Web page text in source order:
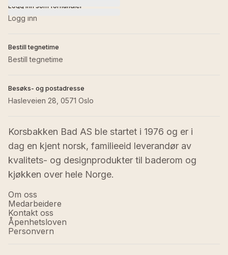
Logg inn som forhandler
Logg inn
Bestill tegnetime
Bestill tegnetime
Besøks- og postadresse
Hasleveien 28, 0571 Oslo
Korsbakken Bad AS ble startet i 1976 og er i
dag en kjent norsk, familieeid leverandør av
kvalitets- og designprodukter til baderom og
kjøkken over hele Norge.
Om oss
Medarbeidere
Kontakt oss
Åpenhetsloven
Personvern